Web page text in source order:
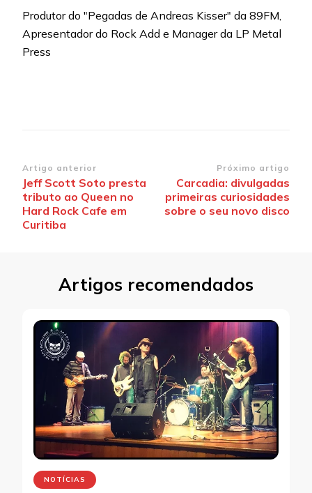
Produtor do "Pegadas de Andreas Kisser" da 89FM,
Apresentador do Rock Add e Manager da LP Metal
Press
Navegação
de
post
Artigo anterior
Jeff Scott Soto presta
tributo ao Queen no
Hard Rock Cafe em
Curitiba
Próximo artigo
Carcadia: divulgadas
primeiras curiosidades
sobre o seu novo disco
Artigos recomendados
NOTÍCIAS